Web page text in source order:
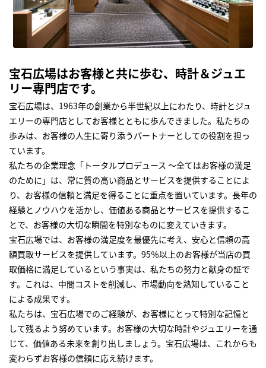
宝石広場はお客様と共に歩む、時計＆ジュエ
リー専門店です。
宝石広場は、1963年の創業から半世紀以上にわたり、時計とジュ
エリーの専門店としてお客様とともに歩んできました。私たちの
歩みは、お客様の人生に寄り添うパートナーとしての役割を担っ
ています。
私たちの企業理念「トータルプロデュース ～全てはお客様の満足
のために」は、常に質の高い商品とサービスを提供することによ
り、お客様の信頼と満足を得ることに重点を置いています。長年の
経験とノウハウを活かし、価値ある商品とサービスを提供するこ
とで、お客様の大切な瞬間を特別なものに変えていきます。
宝石広場では、お客様の満足度を最優先に考え、安心と信頼の高
額買取サービスを提供しています。95％以上のお客様が当店の買
取価格に満足しているという事実は、私たちの努力と献身の証で
す。これは、中間コストを削減し、市場動向を熟知していること
による成果です。
私たちは、宝石広場でのご経験が、お客様にとって特別な記憶と
して残るよう努めています。お客様の大切な時計やジュエリーを通
じて、価値ある未来を創り出しましょう。宝石広場は、これからも
変わらずお客様の信頼に応え続けます。